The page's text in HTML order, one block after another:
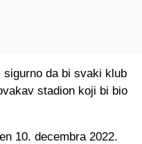
sigurno da bi svaki klub
stadion koji bi bio
10. decembra 2022.